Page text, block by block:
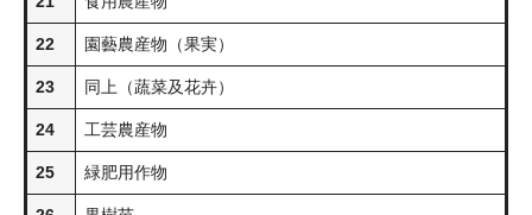
22 園藝農産物（果実）
23 同上（蔬菜及花卉）
24 工芸農産物
25 緑肥用作物